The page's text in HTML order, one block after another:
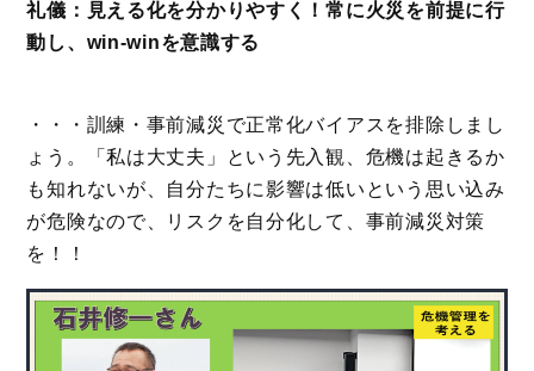
礼儀：見える化を分かりやすく！常に火災を前提に行
動し、win-winを意識する
・・・訓練・事前減災で正常化バイアスを排除しまし
ょう。「私は大丈夫」という先入観、危機は起きるか
も知れないが、自分たちに影響は低いという思い込み
が危険なので、リスクを自分化して、事前減災対策
を！！